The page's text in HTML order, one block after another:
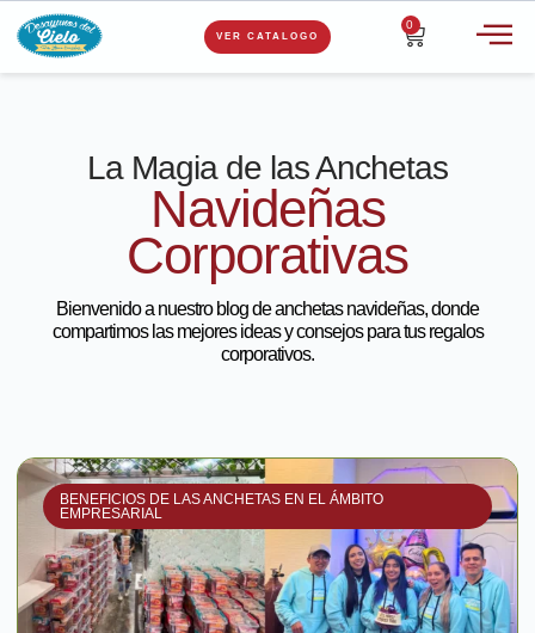
VER CATALOGO
0
La Magia de las Anchetas
Navideñas
Corporativas
Bienvenido a nuestro blog de anchetas navideñas, donde
compartimos las mejores ideas y consejos para tus regalos
corporativos.
BENEFICIOS DE LAS ANCHETAS EN EL ÁMBITO
EMPRESARIAL